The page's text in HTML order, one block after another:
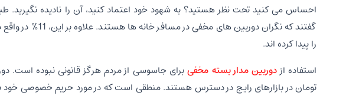
گفتند که نگران
را پیدا کرده اند.
استفاده ازدوربین مدار بسته مخفی
تومان در بازارهای رایج در دسترس هستند. منطقی است که در مورد حریم خصوصی خود